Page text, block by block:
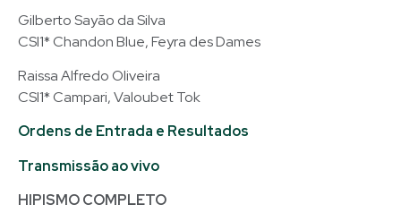
Gilberto Sayão da Silva
CSI1* Chandon Blue, Feyra des Dames
Raissa Alfredo Oliveira
CSI1* Campari, Valoubet Tok
Ordens de Entrada e Resultados
Transmissão ao vivo
HIPISMO COMPLETO